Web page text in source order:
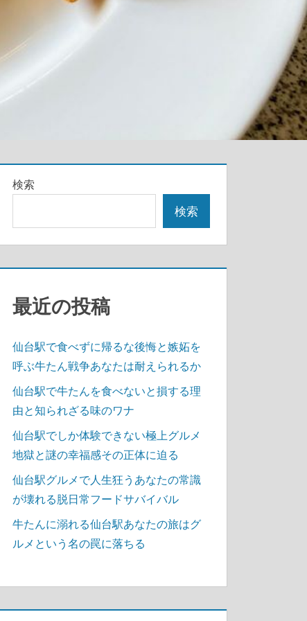
検索
検索
最近の投稿
仙台駅で食べずに帰るな後悔と嫉妬を
呼ぶ牛たん戦争あなたは耐えられるか
仙台駅で牛たんを食べないと損する理
由と知られざる味のワナ
仙台駅でしか体験できない極上グルメ
地獄と謎の幸福感その正体に迫る
仙台駅グルメで人生狂うあなたの常識
が壊れる脱日常フードサバイバル
牛たんに溺れる仙台駅あなたの旅はグ
ルメという名の罠に落ちる